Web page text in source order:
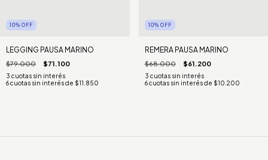
10% OFF
LEGGING PAUSA MARINO
$79.000 $71.100
6cuotas sin interés de $11.850
10% OFF
REMERA PAUSA MARINO
$68.000 $61.200
6 cuotas sin interés de $10.200